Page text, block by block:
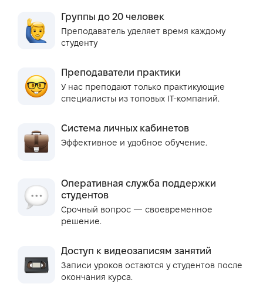
Группы до 20 человек
Преподаватель уделяет время каждому
студенту
Преподаватели практики
У нас преподают только практикующие
специалисты из топовых IT-компаний.
Система личных кабинетов
Эффективное и удобное обучение.
Оперативная служба поддержки
студентов
Срочный вопрос — своевременное
решение.
Доступ к видеозаписям занятий
Записи уроков остаются у студентов после
окончания курса.